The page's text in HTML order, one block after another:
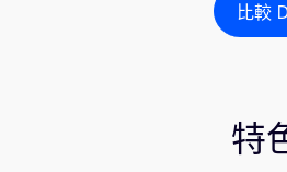
比較
特